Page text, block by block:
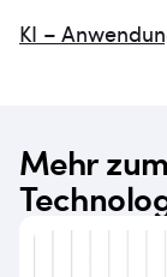
KI –
Mehr